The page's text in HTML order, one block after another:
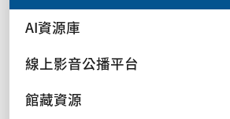
AI資源庫
線上影音公播平台
館藏資源